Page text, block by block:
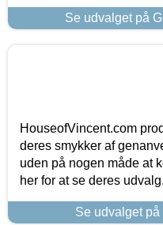
Se udvalget på
HouseofVincent.com
deres smykker af
uden på nogen måde at
her for at se deres udvalg.
Se udvalget